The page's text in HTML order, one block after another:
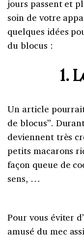
jours passent et
soin de votre
quelques idées
du blocus :
1.
Un article
de blocus”.
deviennent très
petits macarons
façon queue de
sens, …
Pour vous éviter
amusé du mec